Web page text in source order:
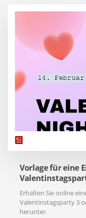
Vorlage für eine
Erhalten Sie online
Valentinstagsparty 3
herunter.